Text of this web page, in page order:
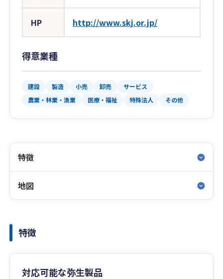
HP http://www.skj.or.jp/
得意業種
建設 製造 小売 卸売
サービス
農業・林業・漁業
医療・福祉 特殊法人 その他
特徴
地図
特徴
対応可能な弥生製品